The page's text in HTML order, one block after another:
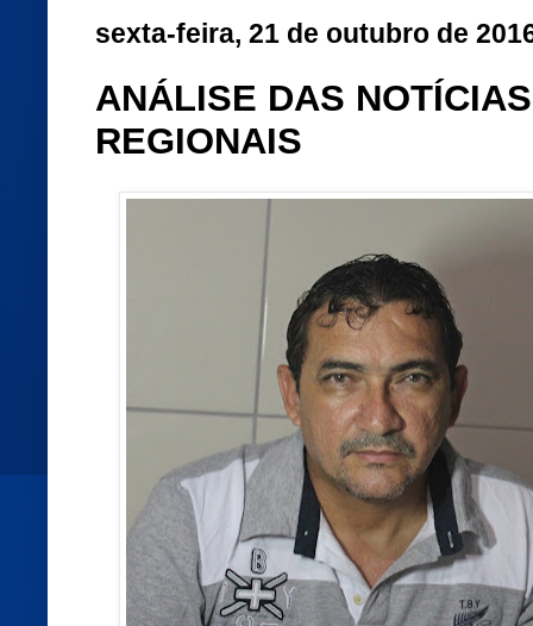
sexta-feira, 21 de outubro de
ANÁLISE DAS
REGIONAIS